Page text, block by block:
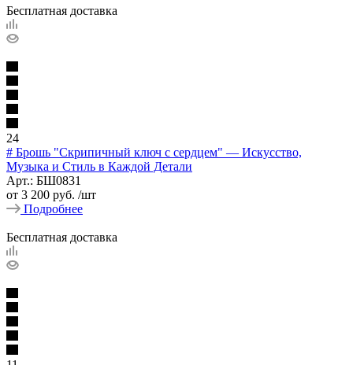
Бесплатная доставка
24
# Брошь "Скрипичный ключ с сердцем" — Искусство,
Музыка и Стиль в Каждой Детали
Арт.: БШ0831
от 3 200 руб. /шт
Подробнее
Бесплатная доставка